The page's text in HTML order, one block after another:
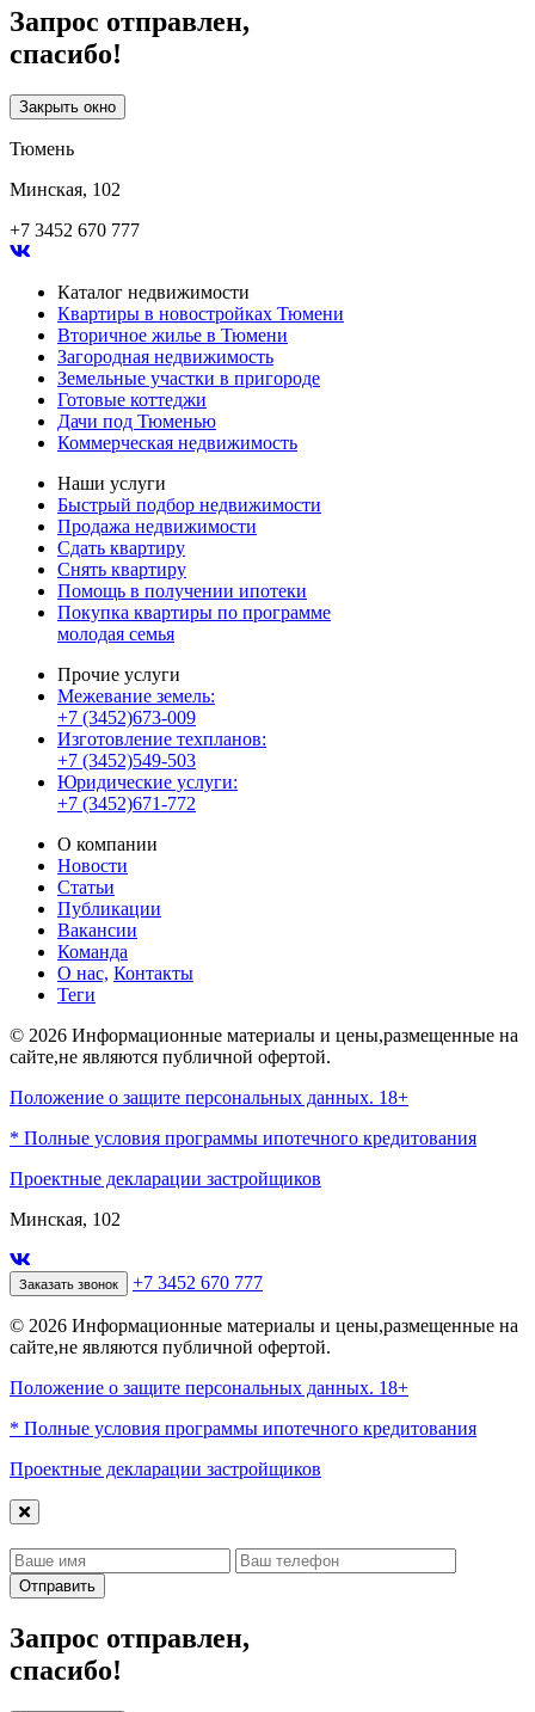
Запрос отправлен,
спасибо!
Закрыть окно
Тюмень
Минская, 102
+7 3452 670 777
Каталог недвижимости
Квартиры в новостройках Тюмени
Вторичное жилье в Тюмени
Загородная недвижимость
Земельные участки в пригороде
Готовые коттеджи
Дачи под Тюменью
Коммерческая недвижимость
Наши услуги
Быстрый подбор недвижимости
Продажа недвижимости
Сдать квартиру
Снять квартиру
Помощь в получении ипотеки
Покупка квартиры по программе
молодая семья
Прочие услуги
Межевание земель:
+7 (3452)673-009
Изготовление техпланов:
+7 (3452)549-503
Юридические услуги:
+7 (3452)671-772
О компании
Новости
Статьи
Публикации
Вакансии
Команда
О нас, Контакты
Теги
© 2026 Информационные материалы и цены,размещенные на
сайте,не являются публичной офертой.
Положение о защите персональных данных. 18+
* Полные условия программы ипотечного кредитования
Проектные декларации застройщиков
Минская, 102
Заказать звонок +7 3452 670 777
© 2026 Информационные материалы и цены,размещенные на
сайте,не являются публичной офертой.
Положение о защите персональных данных. 18+
* Полные условия программы ипотечного кредитования
Проектные декларации застройщиков
Отправить
Запрос отправлен,
спасибо!